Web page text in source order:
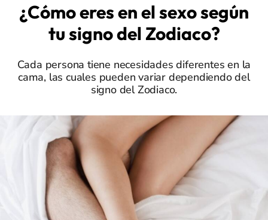
¿Cómo eres en el sexo según
tu signo del Zodiaco?
Cada persona tiene necesidades diferentes en la
cama, las cuales pueden variar dependiendo del
signo del Zodiaco.